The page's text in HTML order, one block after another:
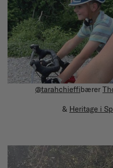
@tarahchieffibærer
& Heritage i